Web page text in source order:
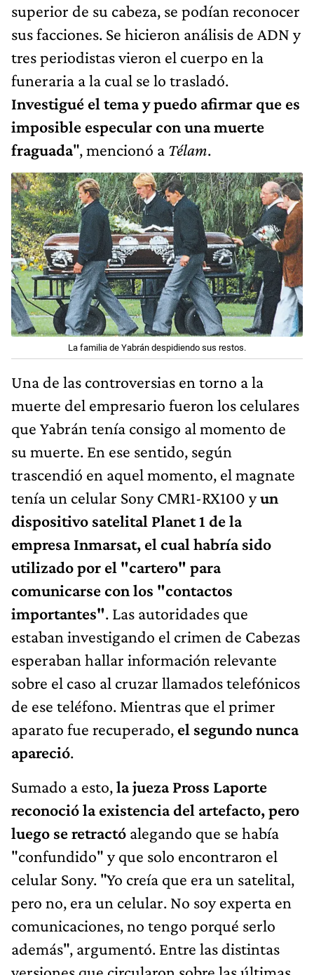
superior de su cabeza, se podían reconocer
sus facciones. Se hicieron análisis de ADN y
tres periodistas vieron el cuerpo en la
funeraria a la cual se lo trasladó.
Investigué el tema y puedo afirmar que es
imposible especular con una muerte
fraguada", mencionó a Télam.
La familia de Yabrán despidiendo sus restos.
Una de las controversias en torno a la
muerte del empresario fueron los celulares
que Yabrán tenía consigo al momento de
su muerte. En ese sentido, según
trascendió en aquel momento, el magnate
tenía un celular Sony CMR1-RX100 yun
dispositivo satelital Planet 1 de la
empresa Inmarsat, el cual habría sido
utilizado por el "cartero" para
comunicarse con los "contactos
importantes". Las autoridades que
estaban investigando el crimen de Cabezas
esperaban hallar información relevante
sobre el caso al cruzar llamados telefónicos
de ese teléfono. Mientras que el primer
aparato fue recuperado, el segundo nunca
apareció.
Sumado a esto,la jueza Pross Laporte
reconoció la existencia del artefacto, pero
luego se retractó alegando que se había
"confundido" y que solo encontraron el
celular Sony. "Yo creía que era un satelital,
pero no, era un celular. No soy experta en
comunicaciones, no tengo porqué serlo
además", argumentó. Entre las distintas